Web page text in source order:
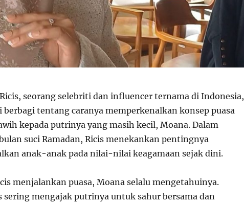
seorang selebriti dan influencer ternama di Indonesia,
tentang caranya memperkenalkan konsep puasa
kepada putrinya yang masih kecil, Moana. Dalam
suci Ramadan, Ricis menekankan pentingnya
anak-anak pada nilai-nilai keagamaan sejak dini.
menjalankan puasa, Moana selalu mengetahuinya.
sering mengajak putrinya untuk sahur bersama dan